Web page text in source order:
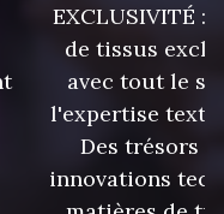
EXCLUSIVITÉ :
de tissus
avec tout le
l'expertise
Des trésors
innovations